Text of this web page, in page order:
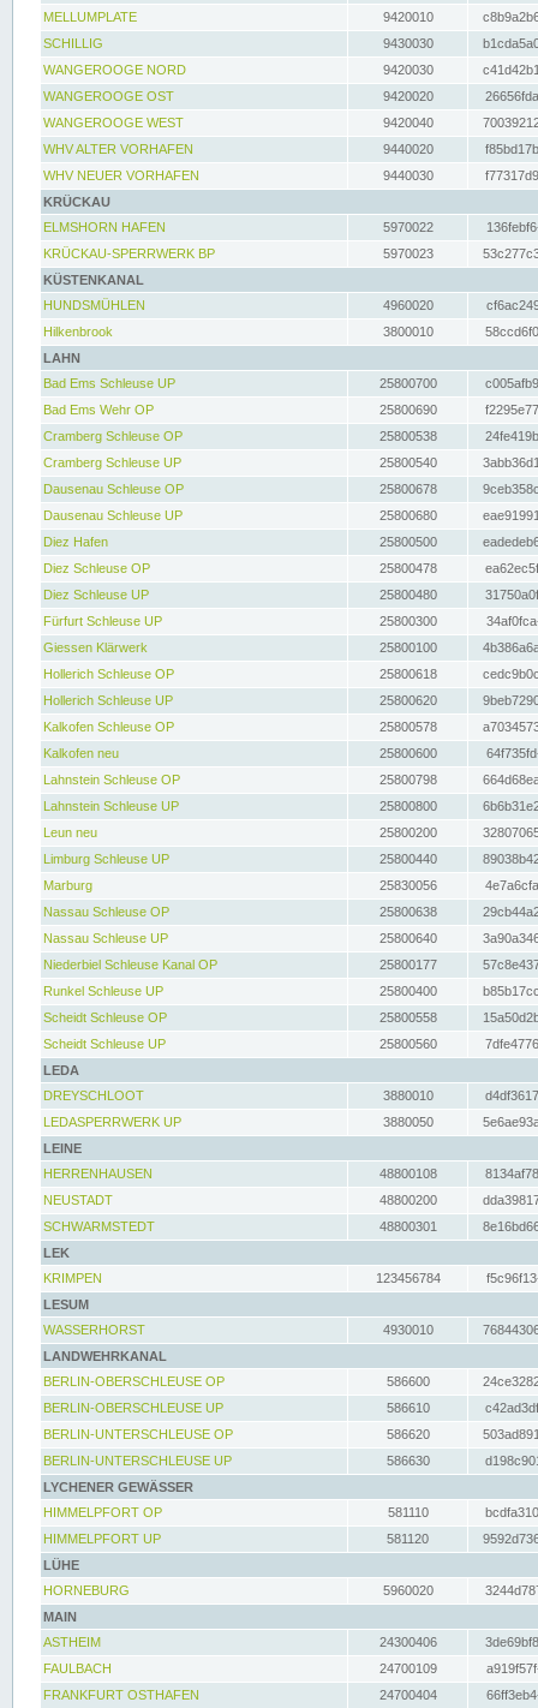
MELLUMPLATE
9420010
SCHILLIG
9430030
WANGEROOGE NORD
9420030
WANGEROOGE OST
9420020
WANGEROOGE WEST
9420040
WHV ALTER VORHAFEN
9440020
WHV NEUER VORHAFEN
9440030
KRÜCKAU
ELMSHORN HAFEN
5970022
KRÜCKAU-SPERRWERK BP
5970023
KÜSTENKANAL
HUNDSMÜHLEN
4960020
Hilkenbrook
3800010
LAHN
Bad Ems Schleuse UP
25800700
Bad Ems Wehr OP
25800690
Cramberg Schleuse OP
25800538
Cramberg Schleuse UP
25800540
Dausenau Schleuse OP
25800678
Dausenau Schleuse UP
25800680
Diez Hafen
25800500
Diez Schleuse OP
25800478
Diez Schleuse UP
25800480
Fürfurt Schleuse UP
25800300
Giessen Klärwerk
25800100
Hollerich Schleuse OP
25800618
Hollerich Schleuse UP
25800620
Kalkofen Schleuse OP
25800578
Kalkofen neu
25800600
Lahnstein Schleuse OP
25800798
Lahnstein Schleuse UP
25800800
Leun neu
25800200
Limburg Schleuse UP
25800440
Marburg
25830056
Nassau Schleuse OP
25800638
Nassau Schleuse UP
25800640
Niederbiel Schleuse Kanal OP
25800177
Runkel Schleuse UP
25800400
Scheidt Schleuse OP
25800558
Scheidt Schleuse UP
25800560
LEDA
DREYSCHLOOT
3880010
LEDASPERRWERK UP
3880050
LEINE
HERRENHAUSEN
48800108
NEUSTADT
48800200
SCHWARMSTEDT
48800301
LEK
KRIMPEN
123456784
LESUM
WASSERHORST
4930010
LANDWEHRKANAL
BERLIN-OBERSCHLEUSE OP
586600
BERLIN-OBERSCHLEUSE UP
586610
BERLIN-UNTERSCHLEUSE OP
586620
BERLIN-UNTERSCHLEUSE UP
586630
LYCHENER GEWÄSSER
HIMMELPFORT OP
581110
HIMMELPFORT UP
581120
LÜHE
HORNEBURG
5960020
MAIN
ASTHEIM
24300406
FAULBACH
24700109
FRANKFURT OSTHAFEN
24700404